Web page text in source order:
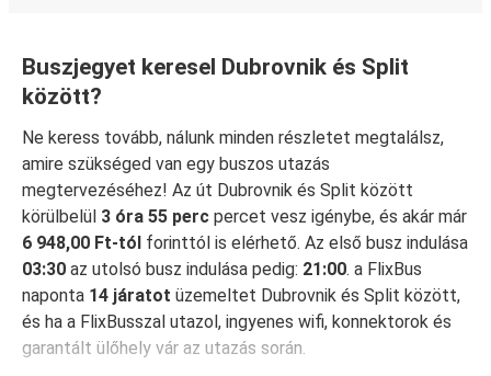
Buszjegyet keresel Dubrovnik és Split
között?
Ne keress tovább, nálunk minden részletet megtalálsz,
amire szükséged van egy buszos utazás
megtervezéséhez! Az út Dubrovnik és Split között
körülbelül 3 óra 55 perc percet vesz igénybe, és akár már
6 948,00 Ft-tól forinttól is elérhető. Az első busz indulása
03:30 az utolsó busz indulása pedig: 21:00. a FlixBus
naponta 14 járatot üzemeltet Dubrovnik és Split között,
és ha a FlixBusszal utazol, ingyenes wifi, konnektorok és
garantált ülőhely vár az utazás során.